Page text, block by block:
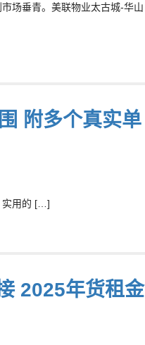
场垂青。美联物业太古城-华山
附多个真实单
实用的 […]
2025年货租金